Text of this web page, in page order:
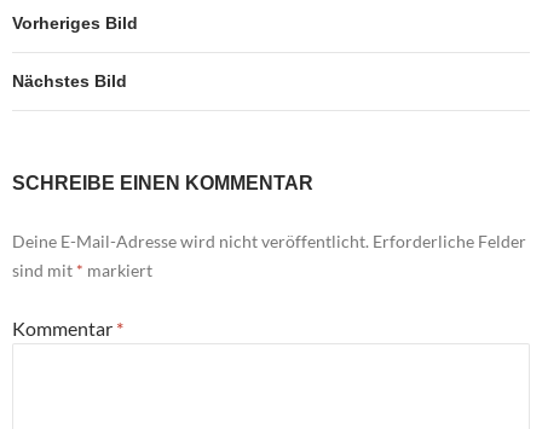
Vorheriges Bild
Nächstes Bild
SCHREIBE EINEN KOMMENTAR
Deine E-Mail-Adresse wird nicht veröffentlicht. Erforderliche Felder
sind mit * markiert
Kommentar *